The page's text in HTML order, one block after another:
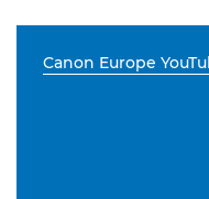
Canon Europe